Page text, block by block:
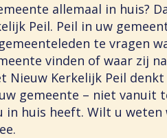
allemaal in huis?
Peil. Peil in uw
te vragen
vinden of waar zij
Nieuw Kerkelijk Peil
gemeente – niet vanuit
in huis heeft. Wilt u weten